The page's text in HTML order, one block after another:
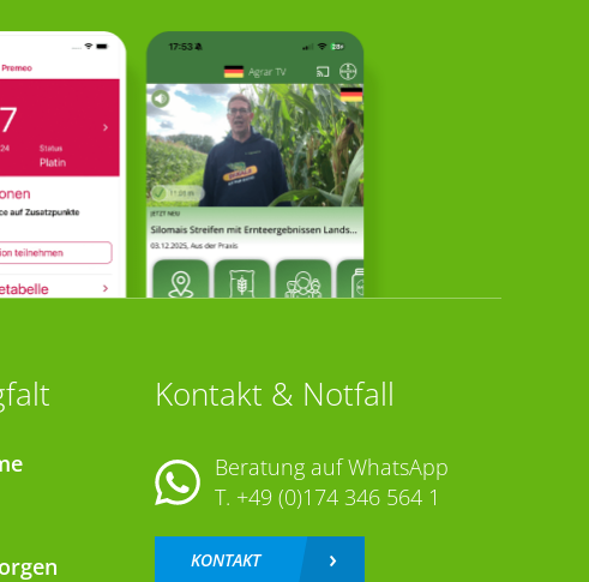
Kontakt & Notfall
Beratung auf WhatsApp
T. +49 (0)174 346 564 1
KONTAKT